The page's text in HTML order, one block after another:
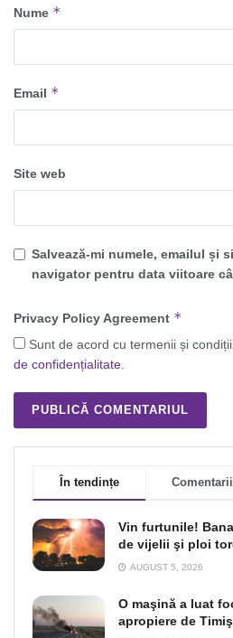
Nume *
Email *
Site web
Salvează-mi numele, emailul și
navigator pentru data viitoare
Privacy Policy Agreement *
Sunt de acord cu termenii și
de confidențialitate.
În tendințe Comentarii
Vin furtunile!
de vijelii şi ploi
AUGUST 5, 2026
O maşină a luat
apropiere de